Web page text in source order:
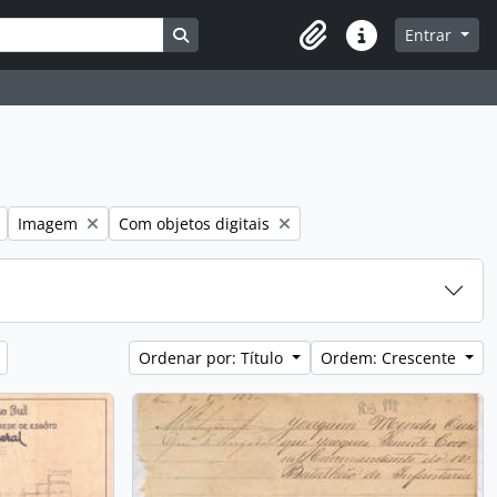
Busque na página de navegação
Atalhos Entrar
Remover filtro:
Imagem Remover filtro:
Com objetos digitais
Ordenar por: Título Ordem: Crescente